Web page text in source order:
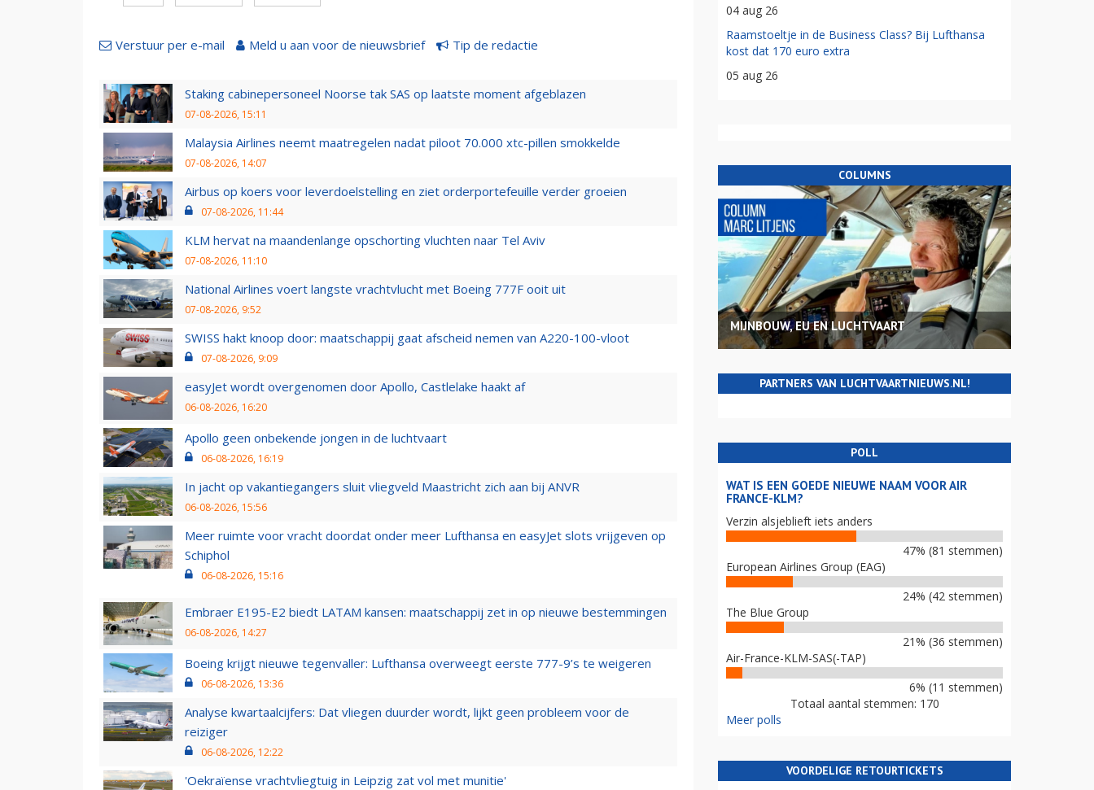
Verstuur per e-mail Meld u aan voor de nieuwsbrief Tip de redactie
Staking cabinepersoneel Noorse tak SAS op laatste moment afgeblazen
07-08-2026, 15:11
Malaysia Airlines neemt maatregelen nadat piloot 70.000 xtc-pillen smokkelde
07-08-2026, 14:07
Airbus op koers voor leverdoelstelling en ziet orderportefeuille verder groeien
07-08-2026, 11:44
KLM hervat na maandenlange opschorting vluchten naar Tel Aviv
07-08-2026, 11:10
National Airlines voert langste vrachtvlucht met Boeing 777F ooit uit
07-08-2026, 9:52
SWISS hakt knoop door: maatschappij gaat afscheid nemen van A220-100-vloot
07-08-2026, 9:09
easyJet wordt overgenomen door Apollo, Castlelake haakt af
06-08-2026, 16:20
Apollo geen onbekende jongen in de luchtvaart
06-08-2026, 16:19
In jacht op vakantiegangers sluit vliegveld Maastricht zich aan bij ANVR
06-08-2026, 15:56
Meer ruimte voor vracht doordat onder meer Lufthansa en easyJet slots vrijgeven op
Schiphol
06-08-2026, 15:16
Embraer E195-E2 biedt LATAM kansen: maatschappij zet in op nieuwe bestemmingen
06-08-2026, 14:27
Boeing krijgt nieuwe tegenvaller: Lufthansa overweegt eerste 777-9’s te weigeren
06-08-2026, 13:36
Analyse kwartaalcijfers: Dat vliegen duurder wordt, lijkt geen probleem voor de
reiziger
06-08-2026, 12:22
'Oekraïense vrachtvliegtuig in Leipzig zat vol met munitie'
04 aug 26
Raamstoeltje in de Business Class? Bij Lufthansa
kost dat 170 euro extra
05 aug 26
COLUMNS
MIJNBOUW, EU EN LUCHTVAART
PARTNERS VAN LUCHTVAARTNIEUWS.NL!
POLL
WAT IS EEN GOEDE NIEUWE NAAM VOOR AIR
FRANCE-KLM?
Verzin alsjeblieft iets anders
47% (81 stemmen)
European Airlines Group (EAG)
24% (42 stemmen)
The Blue Group
21% (36 stemmen)
Air-France-KLM-SAS(-TAP)
6% (11 stemmen)
Totaal aantal stemmen: 170
Meer polls
VOORDELIGE RETOURTICKETS